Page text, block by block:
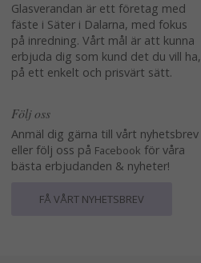
Glasverandan är ett företag med
fäste i Säter i Dalarna, med fokus
på inredning. Vårt mål är att kunna
erbjuda dig som kund det du vill ha,
på ett enkelt och prisvärt sätt.
Följ oss
Anmäl dig gärna till vårt nyhetsbrev
eller följ oss på Facebook för våra
bästa erbjudanden & nyheter!
FÅ VÅRT NYHETSBREV